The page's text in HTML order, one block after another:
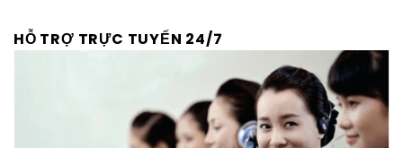
HỖ TRỢ TRỰC TUYẾN 24/7